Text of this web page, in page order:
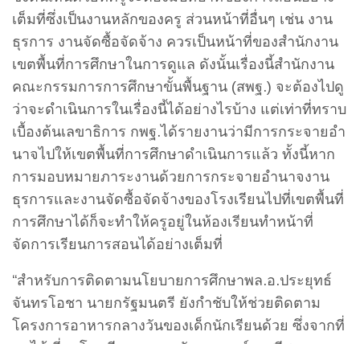
เต็มที่ซึ่งเป็นงานหลักของครู ส่วนหน้าที่อื่นๆ เช่น งาน
ธุรการ งานจัดซื้อจัดจ้าง ควรเป็นหน้าที่ของสำนักงาน
เขตพื้นที่การศึกษาในการดูแล ดังนั้นเรื่องนี้สำนักงาน
คณะกรรมการการศึกษาขั้นพื้นฐาน (สพฐ.) จะต้องไปดู
ว่าจะดำเนินการในเรื่องนี้ได้อย่างไรบ้าง แต่เท่าที่ทราบ
เบื้องต้นเลขาธิการ กพฐ.ได้รายงานว่ามีการกระจายอำ
นาจไปให้เขตพื้นที่การศึกษาดำเนินการแล้ว ทั้งนี้หาก
การมอบหมายภาระงานด้วยการกระจายอำนาจงาน
ธุรการและงานจัดซื้อจัดจ้างของโรงเรียนไปที่เขตพื้นที่
การศึกษาได้ก็จะทำให้ครูอยู่ในห้องเรียนทำหน้าที่
จัดการเรียนการสอนได้อย่างเต็มที่
“สำหรับการติดตามนโยบายการศึกษาพล.อ.ประยุทธ์
จันทรโอชา นายกรัฐมนตรี ยังกำชับให้ช่วยติดตาม
โครงการอาหารกลางวันของเด็กนักเรียนด้วย ซึ่งจากที่